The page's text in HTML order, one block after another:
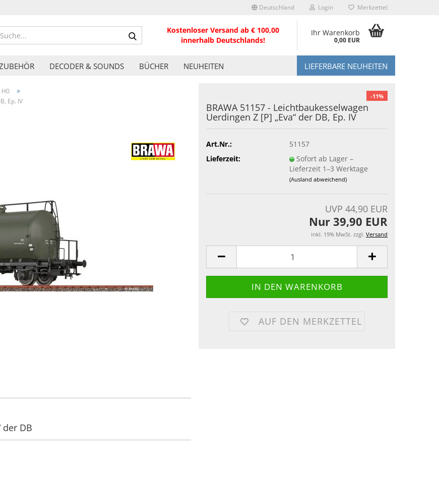
Deutschland Login Merkzettel
Suche...Kostenloser Versand ab € 100,00
innerhalb Deutschlands!
Ihr Warenkorb
0,00 EUR
DECODER & SOUNDS BÜCHER NEUHEITEN LIEFERBARE NEUHEITEN
H0 »
Ep. IV
-11%
BRAWA 51157 - Leichtbaukesselwagen
Uerdingen Z [P] „Eva“ der DB, Ep. IV
Art.Nr.:
51157
Lieferzeit:
Sofort ab Lager –
Lieferzeit 1–3 Werktage
(Ausland abweichend)
UVP 44,90 EUR
Nur 39,90 EUR
inkl. 19% MwSt. zzgl. Versand
AUF DEN MERKZETTEL
der DB